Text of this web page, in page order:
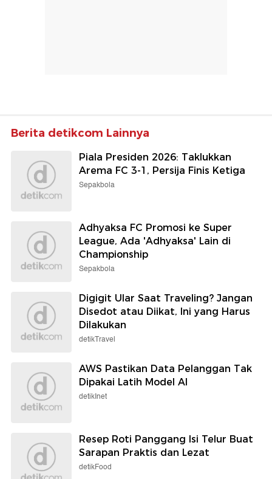
Berita detikcom Lainnya
Piala Presiden 2026: Taklukkan
Arema FC 3-1, Persija Finis Ketiga
Sepakbola
Adhyaksa FC Promosi ke Super
League, Ada 'Adhyaksa' Lain di
Championship
Sepakbola
Digigit Ular Saat Traveling? Jangan
Disedot atau Diikat, Ini yang Harus
Dilakukan
detikTravel
AWS Pastikan Data Pelanggan Tak
Dipakai Latih Model AI
detikInet
Resep Roti Panggang Isi Telur Buat
Sarapan Praktis dan Lezat
detikFood